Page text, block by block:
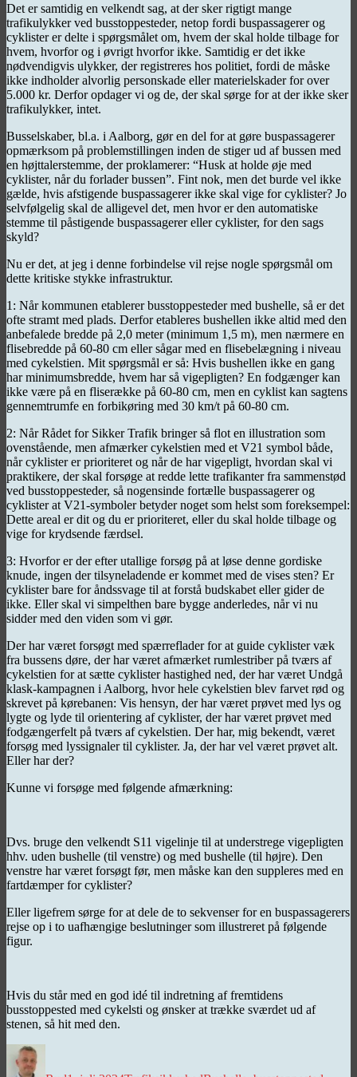
Det er samtidig en velkendt sag, at der sker rigtigt mange
trafikulykker ved busstoppesteder, netop fordi buspassagerer og
cyklister er delte i spørgsmålet om, hvem der skal holde tilbage for
hvem, hvorfor og i øvrigt hvorfor ikke. Samtidig er det ikke
nødvendigvis ulykker, der registreres hos politiet, fordi de måske
ikke indholder alvorlig personskade eller materielskader for over
5.000 kr. Derfor opdager vi og de, der skal sørge for at der ikke sker
trafikulykker, intet.
Busselskaber, bl.a. i Aalborg, gør en del for at gøre buspassagerer
opmærksom på problemstillingen inden de stiger ud af bussen med
en højttalerstemme, der proklamerer: “Husk at holde øje med
cyklister, når du forlader bussen”. Fint nok, men det burde vel ikke
gælde, hvis afstigende buspassagerer ikke skal vige for cyklister? Jo
selvfølgelig skal de alligevel det, men hvor er den automatiske
stemme til påstigende buspassagerer eller cyklister, for den sags
skyld?
Nu er det, at jeg i denne forbindelse vil rejse nogle spørgsmål om
dette kritiske stykke infrastruktur.
1: Når kommunen etablerer busstoppesteder med bushelle, så er det
ofte stramt med plads. Derfor etableres bushellen ikke altid med den
anbefalede bredde på 2,0 meter (minimum 1,5 m), men nærmere en
flisebredde på 60-80 cm eller sågar med en flisebelægning i niveau
med cykelstien. Mit spørgsmål er så: Hvis bushellen ikke en gang
har minimumsbredde, hvem har så vigepligten? En fodgænger kan
ikke være på en fliserække på 60-80 cm, men en cyklist kan sagtens
gennemtrumfe en forbikøring med 30 km/t på 60-80 cm.
2: Når Rådet for Sikker Trafik bringer så flot en illustration som
ovenstående, men afmærker cykelstien med et V21 symbol både,
når cyklister er prioriteret og når de har vigepligt, hvordan skal vi
praktikere, der skal forsøge at redde lette trafikanter fra sammenstød
ved busstoppesteder, så nogensinde fortælle buspassagerer og
cyklister at V21-symboler betyder noget som helst som foreksempel:
Dette areal er dit og du er prioriteret, eller du skal holde tilbage og
vige for krydsende færdsel.
3: Hvorfor er der efter utallige forsøg på at løse denne gordiske
knude, ingen der tilsyneladende er kommet med de vises sten? Er
cyklister bare for åndssvage til at forstå budskabet eller gider de
ikke. Eller skal vi simpelthen bare bygge anderledes, når vi nu
sidder med den viden som vi gør.
Der har været forsøgt med spærreflader for at guide cyklister væk
fra bussens døre, der har været afmærket rumlestriber på tværs af
cykelstien for at sætte cyklister hastighed ned, der har været Undgå
klask-kampagnen i Aalborg, hvor hele cykelstien blev farvet rød og
skrevet på kørebanen: Vis hensyn, der har været prøvet med lys og
lygte og lyde til orientering af cyklister, der har været prøvet med
fodgængerfelt på tværs af cykelstien. Der har, mig bekendt, været
forsøg med lyssignaler til cyklister. Ja, der har vel været prøvet alt.
Eller har der?
Kunne vi forsøge med følgende afmærkning:
Dvs. bruge den velkendt S11 vigelinje til at understrege vigepligten
hhv. uden bushelle (til venstre) og med bushelle (til højre). Den
venstre har været forsøgt før, men måske kan den suppleres med en
fartdæmper for cyklister?
Eller ligefrem sørge for at dele de to sekvenser for en buspassagerers
rejse op i to uafhængige beslutninger som illustreret på følgende
figur.
Hvis du står med en god idé til indretning af fremtidens
busstoppested med cykelsti og ønsker at trække sværdet ud af
stenen, så hit med den.